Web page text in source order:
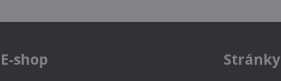
E-shop Stránky